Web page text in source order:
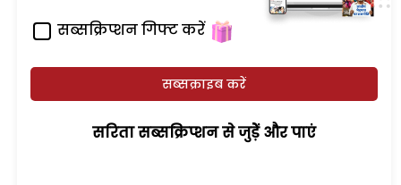
सब्सक्रिप्शन गिफ्ट करें
सब्सक्राइब करें
सरिता सब्सक्रिप्शन से जुड़ेें और पाएं